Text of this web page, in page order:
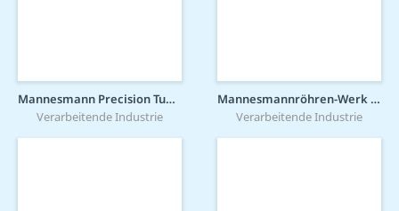
Mannesmann Precision Tubes GmbH
Verarbeitende Industrie
Mannesmannröhren-Werk GmbH
Verarbeitende Industrie